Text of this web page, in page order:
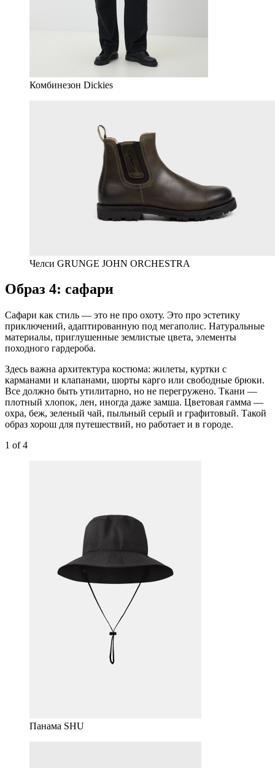
Комбинезон Dickies
Челси GRUNGE JOHN ORCHESTRA
Образ 4: сафари
Сафари как стиль — это не про охоту. Это про эстетику
приключений, адаптированную под мегаполис. Натуральные
материалы, приглушенные землистые цвета, элементы
походного гардероба.
Здесь важна архитектура костюма: жилеты, куртки с
карманами и клапанами, шорты карго или свободные брюки.
Все должно быть утилитарно, но не перегружено. Ткани —
плотный хлопок, лен, иногда даже замша. Цветовая гамма —
охра, беж, зеленый чай, пыльный серый и графитовый. Такой
образ хорош для путешествий, но работает и в городе.
1 of 4
Панама SHU